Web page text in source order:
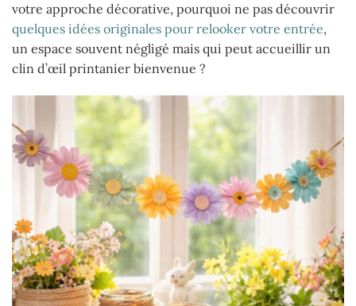
votre approche décorative, pourquoi ne pas découvrir
quelques idées originales pour relooker votre entrée,
un espace souvent négligé mais qui peut accueillir un
clin d’œil printanier bienvenue ?